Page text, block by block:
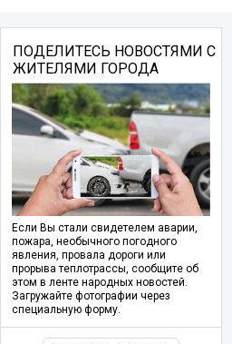
ПОДЕЛИТЕСЬ НОВОСТЯМИ С
ЖИТЕЛЯМИ ГОРОДА
Если Вы стали свидетелем аварии,
пожара, необычного погодного
явления, провала дороги или
прорыва теплотрассы, сообщите об
этом в ленте народных новостей.
Загружайте фотографии через
специальную форму.